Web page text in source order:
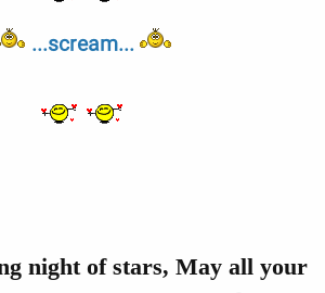
...scream...
night of stars, May all your